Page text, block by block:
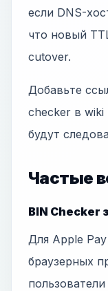
если DNS-
что новый
cutover.
Добавьте
checker в
будут
Частые
BIN Checker
Для Apple
браузерных